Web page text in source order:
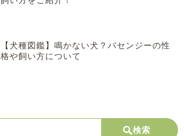
【犬種図鑑】鳴かない犬？バセンジーの性
格や飼い方について
検索